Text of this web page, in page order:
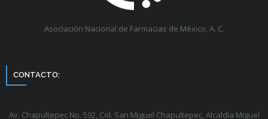
Asociación Nacional de Farmacias de México, A. C.
CONTACTO:
Av. Chapultepec No. 592, Col. San Miguel Chapultepec, Alcaldía Miguel